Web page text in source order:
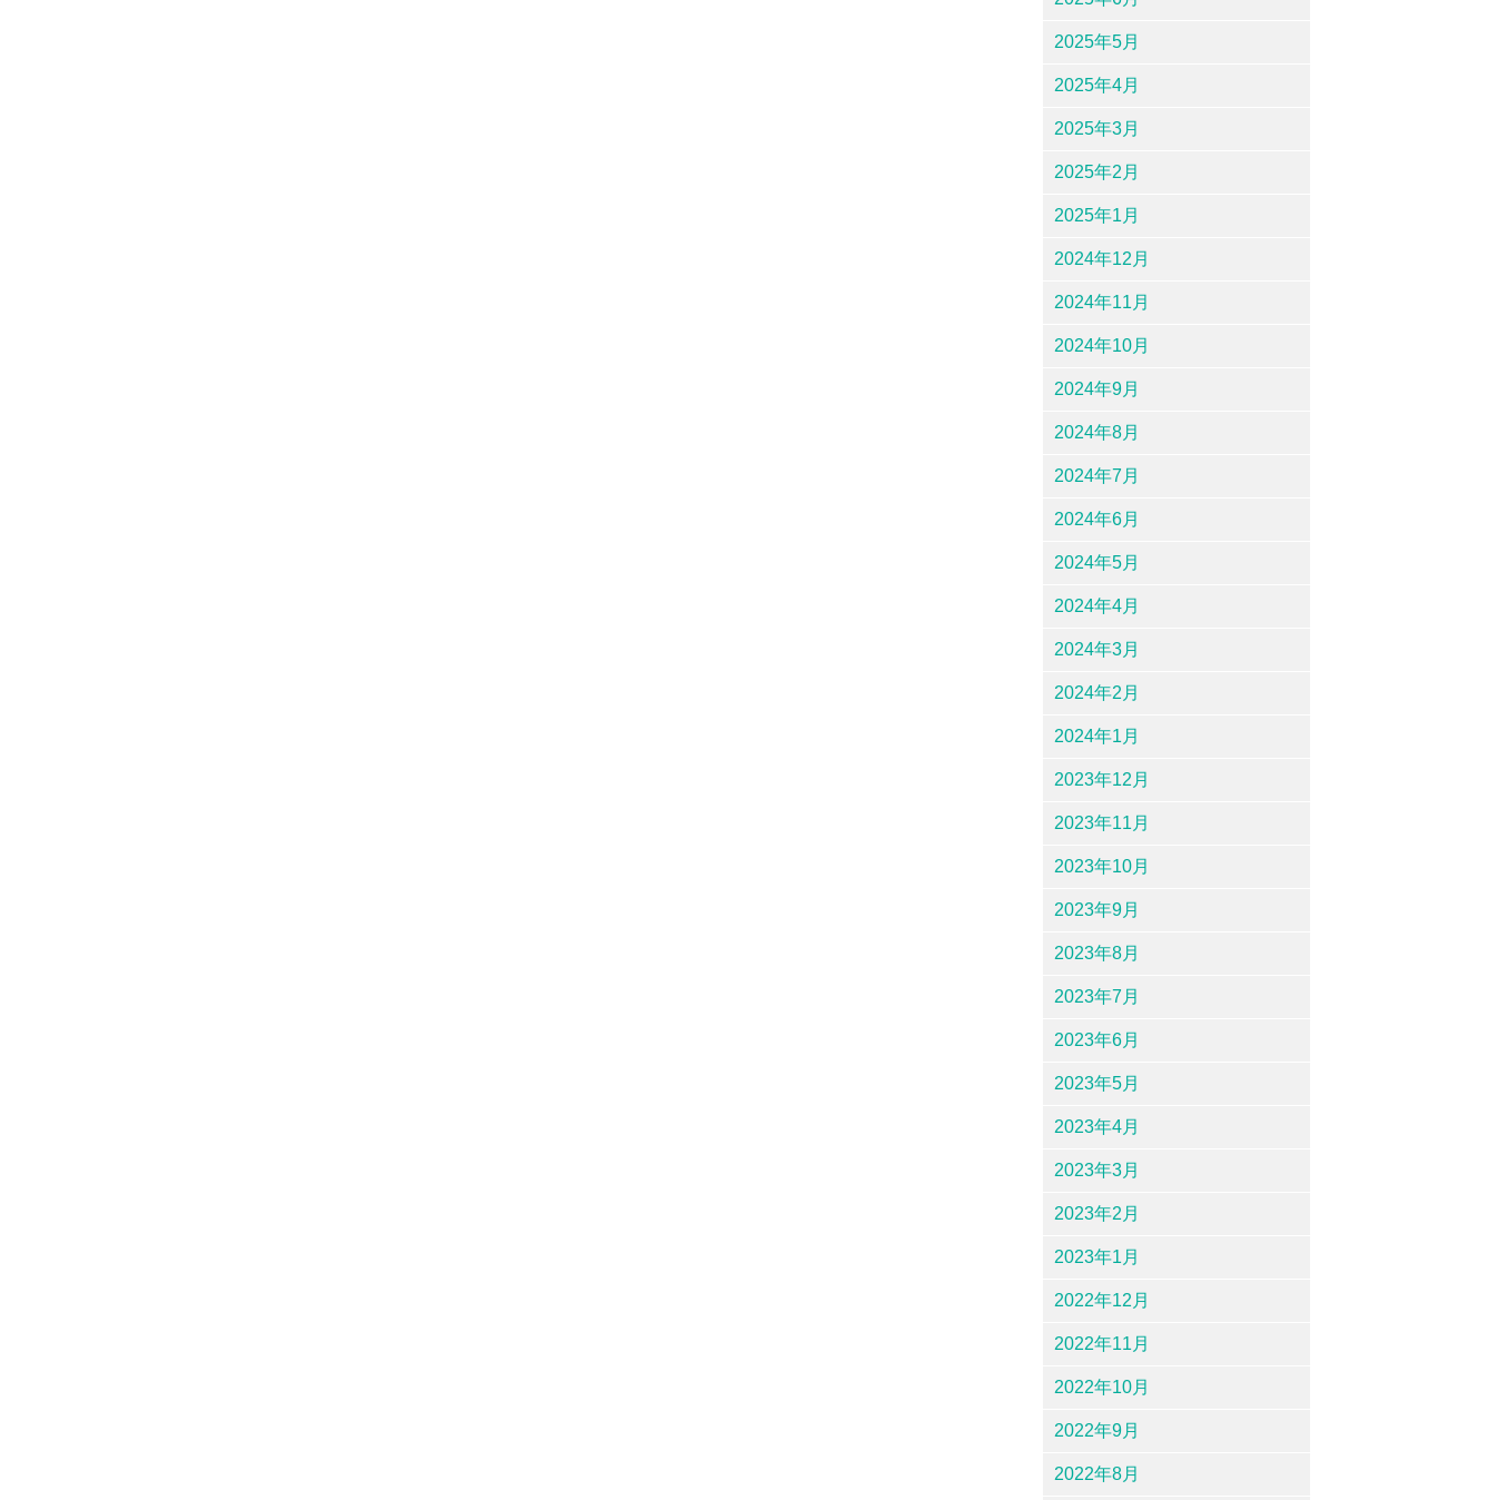
2025年5月
2025年4月
2025年3月
2025年2月
2025年1月
2024年12月
2024年11月
2024年10月
2024年9月
2024年8月
2024年7月
2024年6月
2024年5月
2024年4月
2024年3月
2024年2月
2024年1月
2023年12月
2023年11月
2023年10月
2023年9月
2023年8月
2023年7月
2023年6月
2023年5月
2023年4月
2023年3月
2023年2月
2023年1月
2022年12月
2022年11月
2022年10月
2022年9月
2022年8月